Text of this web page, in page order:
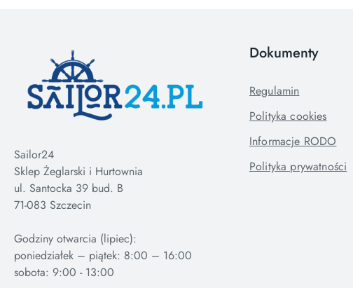
Sailor24
Sklep Żeglarski i Hurtownia
ul. Santocka 39 bud. B
71-083 Szczecin
Godziny otwarcia (lipiec):
poniedziałek – piątek: 8:00 – 16:00
Dokumenty
Regulamin
Polityka cookies
Informacje RODO
Polityka prywatności